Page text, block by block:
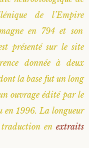
de l’Empire
en 794 et son
présenté sur le site
donnée à deux
la base fut un long
ouvrage édité par le
en 1996. La longueur
traduction en extraits